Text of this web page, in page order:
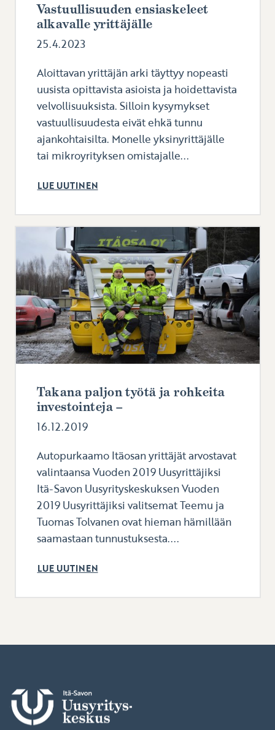
Vastuullisuuden ensiaskeleet
alkavalle yrittäjälle
25.4.2023
Aloittavan yrittäjän arki täyttyy nopeasti
uusista opittavista asioista ja hoidettavista
velvollisuuksista. Silloin kysymykset
vastuullisuudesta eivät ehkä tunnu
ajankohtaisilta. Monelle yksinyrittäjälle
tai mikroyrityksen omistajalle...
LUE UUTINEN
Takana paljon työtä ja rohkeita
investointeja –
16.12.2019
Autopurkaamo Itäosan yrittäjät arvostavat
valintaansa Vuoden 2019 Uusyrittäjiksi
Itä-Savon Uusyrityskeskuksen Vuoden
2019 Uusyrittäjiksi valitsemat Teemu ja
Tuomas Tolvanen ovat hieman hämillään
saamastaan tunnustuksesta....
LUE UUTINEN